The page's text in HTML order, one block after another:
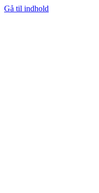
Gå til indhold